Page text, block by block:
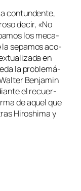
con­tun­den­te,
de­cir, «No
los me­ca­
la se­pa­mos aco­
en
la pro­ble­má­
Benjamin
el re­cuer­
de aquel que
Hiroshima y